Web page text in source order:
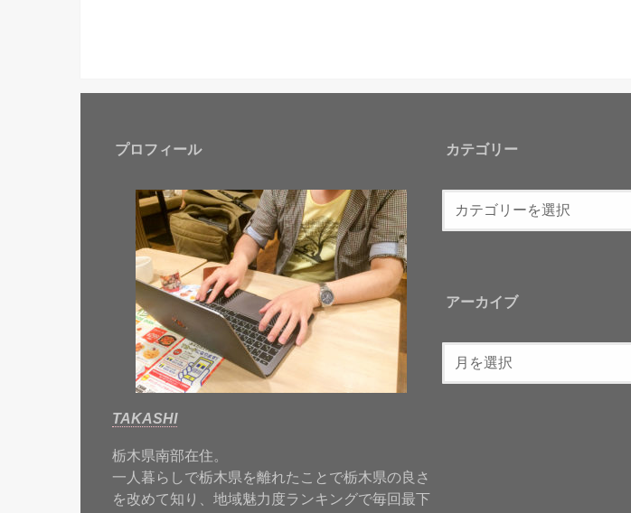
プロフィール
TAKASHI
栃木県南部在住。
一人暮らしで栃木県を離れたことで栃木県の良さ
を改めて知り、地域魅力度ランキングで毎回最下
カテゴリー
アーカイブ